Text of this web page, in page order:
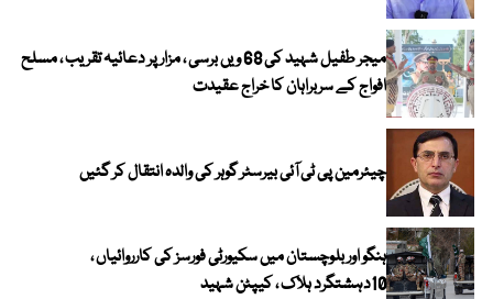
میجر طفیل شہید کی 68 ویں برسی ، مزار پر دعائیہ تقریب ، مسلح
افواج کے سربراہان کا خراج عقیدت
چیئرمین پی ٹی آئی بیرسٹر گوہر کی والدہ انتقال کر گئیں
ہنگو اور بلوچستان میں سکیورٹی فورسز کی کارروائیاں ،
10دہشتگرد ہلاک ، کیپٹن شہید